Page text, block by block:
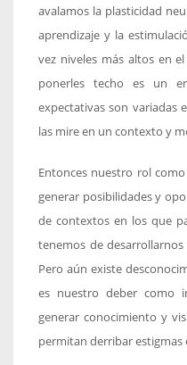
avalamos la plasticidad
aprendizaje y la
vez niveles más altos en
ponerles techo es un
expectativas son variadas
las mire en un contexto y
Entonces nuestro rol
generar posibilidades y
de contextos en los que
tenemos de
Pero aún existe
es nuestro deber como
generar conocimiento y
permitan derribar estigmas